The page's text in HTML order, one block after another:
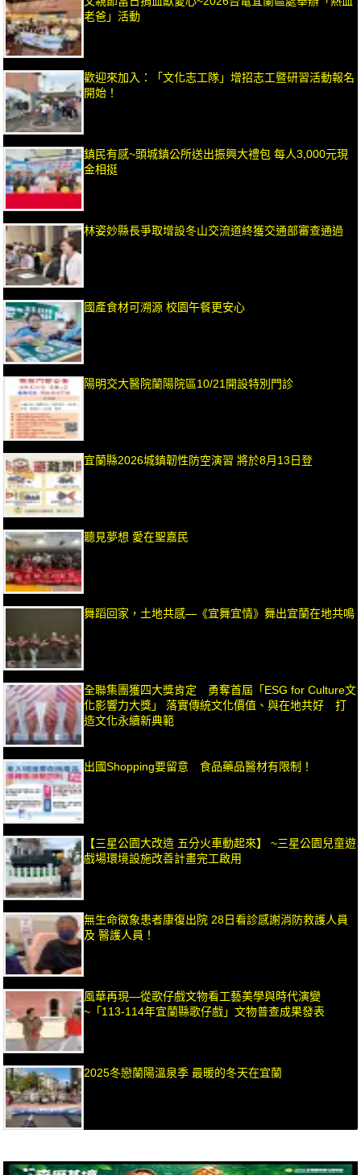
老爸」活動
歡迎來加入：「文化志工隊」增招志工暨研習活動報名
開始！
鎮民有感~頭城鎮公所送出振興大禮包 每人3,000元現
金相挺
林姿妙縣長爭取增設冬山交流道終獲交通部審查通過
國產食材可溯源 校園午餐更安心
陽明交大醫院蘭陽院區10/21開設特別門診
宜蘭縣2026城鎮韌性防空演習 將於8月13日登
聽見夢想 愛在聖嘉民
舞蹈回家，土地共感—《宜舞宜情》舞出宜蘭在地共鳴
全聯集團獲四大獎肯定 勇奪首屆「ESG for Culture文
化影響力大獎」 落實傳統文化價值、與在地共好 打
造文化永續新典範
出國Shopping要留意 食品藥品醫材有限制！
【三星公園大改造 五分火車動起來】 ~三星公園兒童遊
戲場環境設施改善計畫完工啟用
無生命徵象患者康復出院 28日看診感謝消防救護人員
及 醫護人員！
風華再現—從歌仔戲文物看工藝美學與時代演變
~「113-114年宜蘭縣歌仔戲」文物普查成果發表
2025冬戀蘭陽溫泉季 最暖的冬天在宜蘭